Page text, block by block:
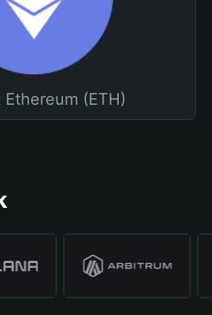
Ethereum (ETH)